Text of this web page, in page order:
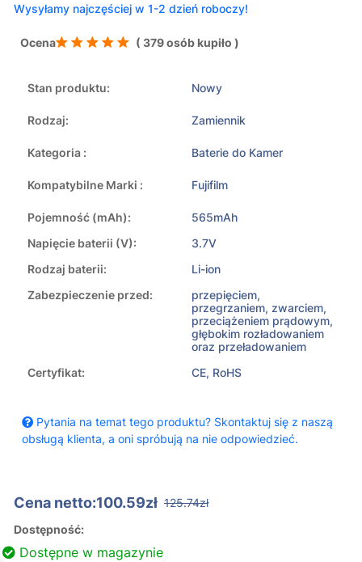
Wysyłamy najczęściej w 1-2 dzień roboczy!
Ocena ( 379 osób kupiło )
Stan produktu: Nowy
Rodzaj: Zamiennik
Kategoria : Baterie do Kamer
Kompatybilne Marki : Fujifilm
Pojemność (mAh):
565mAh
Napięcie baterii (V):
3.7V
Rodzaj baterii:
Li-ion
Zabezpieczenie przed:
przepięciem,
przegrzaniem, zwarciem,
przeciążeniem prądowym,
głębokim rozładowaniem
oraz przeładowaniem
Certyfikat:
CE, RoHS
Pytania na temat tego produktu? Skontaktuj się z naszą
obsługą klienta, a oni spróbują na nie odpowiedzieć.
Cena netto:100.59zł 125.74zł
Dostępność:
Dostępne w magazynie